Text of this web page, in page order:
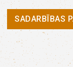
SADARBĪBAS